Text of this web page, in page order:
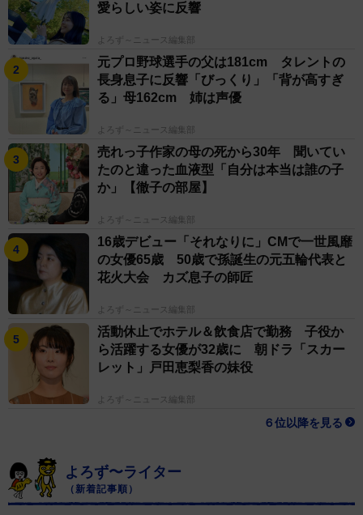
もちろん、国によって国民性の違いはある。「僕の場
合はあえて現地にコミットするようにするんですけど、
日本人である誇りというか、謙虚さ、生真面目さ、丁寧
さ、繊細さ…。そういったものって、僕らの生まれ育っ
た環境と感覚とでしか得られないものなので、世界で吸
収したいろんなものと掛け合わせて、われわれの場合で
いう、エンターテインメントやステージ作りにつながっ
てくるんじゃないかと」。日本と海外、それぞれの良さ
を組み合わせることで、アーティストとして新境地が開
けると思っている。
今後の目標、将来像は決めていない。「これは悩まし
いことで。将来設計をすべきなのか、それとも今を生き
るべきなのか。選択しきれないですよね。10年後にLDH
を背負っているか、もしくはプレーヤーでいるか、はた
また海外に移住しているとか。決めきれないぐらい選択
肢があるんですよね。時の流れに身を任すじゃないです
やりたいことは全てやっていきたい。「全部やった流
れでたどり着いたところが、50代の1つの答えかなと。
愛らしい姿に反響
よろず～ニュース編集部
元プロ野球選手の父は181cm タレントの
長身息子に反響「びっくり」「背が高すぎ
る」母162cm 姉は声優
よろず～ニュース編集部
売れっ子作家の母の死から30年 聞いてい
たのと違った血液型「自分は本当は誰の子
か」【徹子の部屋】
よろず～ニュース編集部
16歳デビュー「それなりに」CMで一世風靡
の女優65歳 50歳で孫誕生の元五輪代表と
花火大会 カズ息子の師匠
よろず～ニュース編集部
活動休止でホテル＆飲食店で勤務 子役か
ら活躍する女優が32歳に 朝ドラ「スカー
レット」戸田恵梨香の妹役
よろず～ニュース編集部
６位以降を見る
よろず〜ライター
（新着記事順）